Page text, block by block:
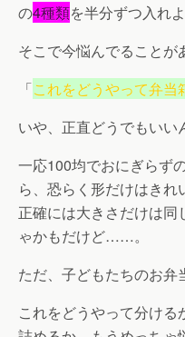
の4種類を半分ずつ入れ
そこで今悩んでることが
「これをどうやって弁当
いや、正直どうでもいい
一応100均でおにぎらず
ら、恐らく形だけはきれ
正確には大きさだけは同
ゃかもだけど……。
ただ、子どもたちのお弁
これをどうやって分け